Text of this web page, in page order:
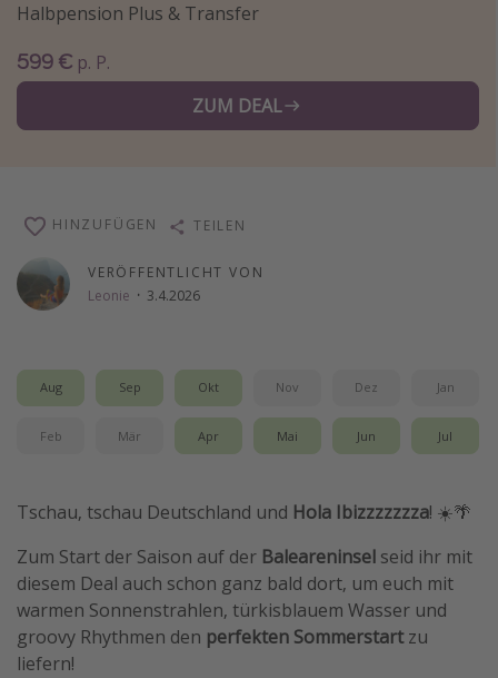
Reisethemen
Alle Reisethemen
Wochenendtrip
Strandurlaub
Hotels in Amsterdam
Hotels am Achensee
Familienurlaub in der Türkei
Rundreisen in Thailand
Bahnreisen in der Schweiz
Halbpension Plus & Transfer
599 € p. P.
ZUM DEAL
VERÖFFENTLICHT VON
Leonie · 3.4.2026
HINZUFÜGEN TEILEN
Aug Sep Okt Nov Dez Jan
Feb Mär Apr Mai Jun Jul
Tschau, tschau Deutschland und Hola Ibizzzzzzza! ☀️🌴
Zum Start der Saison auf der Baleareninsel seid ihr mit
diesem Deal auch schon ganz bald dort, um euch mit
warmen Sonnenstrahlen, türkisblauem Wasser und
groovy Rhythmen den perfekten Sommerstartzu
liefern!